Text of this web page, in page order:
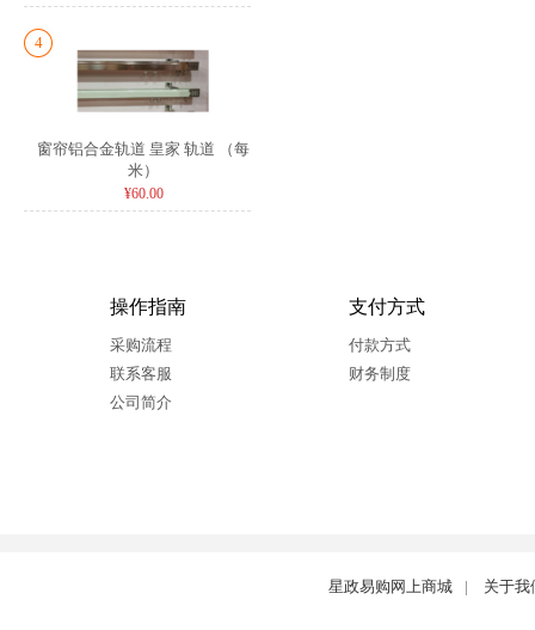
4
窗帘铝合金轨道 皇家 轨道 （每
米）
¥60.00
操作指南
采购流程
联系客服
公司简介
支付方式
付款方式
财务制度
星政易购网上商城 | 关于我